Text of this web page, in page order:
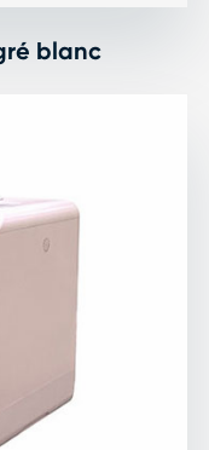
blanc